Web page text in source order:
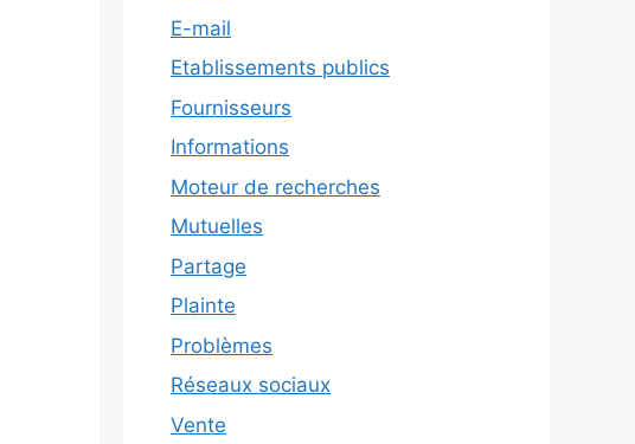
E-mail
Etablissements publics
Fournisseurs
Informations
Moteur de recherches
Mutuelles
Partage
Plainte
Problèmes
Réseaux sociaux
Vente